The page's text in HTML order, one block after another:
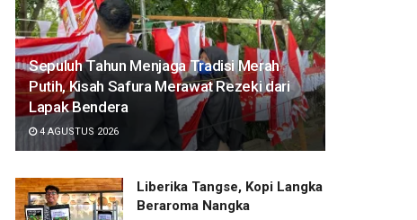
Sepuluh Tahun Menjaga Tradisi Merah
Putih, Kisah Safura Merawat Rezeki dari
Lapak Bendera
4 AGUSTUS 2026
Liberika Tangse, Kopi Langka
Beraroma Nangka